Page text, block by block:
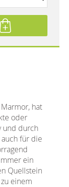
hat
oder
und durch
für die
ein
Quellstein
einem